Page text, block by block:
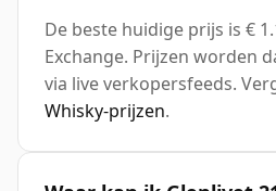
De beste huidige prijs is €
Exchange. Prijzen worden
via live verkopersfeeds.
Whisky-prijzen.